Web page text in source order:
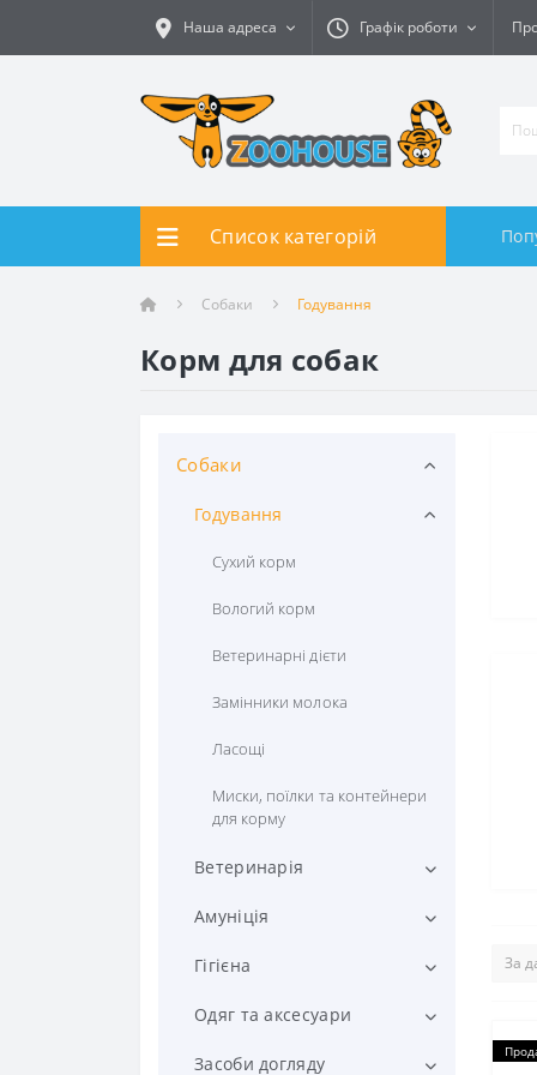
Наша адреса Графік роботи
Список категорій
Собаки Годування
Корм для собак
Собаки
Годування
Сухий корм
Вологий корм
Ветеринарні дієти
Замінники молока
Ласощі
Миски, поїлки та контейнери
для корму
Ветеринарія
Вітаміни та добавки
Препарати від паразитів
Засоби для лікування шерсті
та шкіри
Амуніція
Рулетки та повідці для собак
Нашийники, адресники
Шлейки
Гігієна
Підгузки та пелюшки
Пакети та диспенсери
Одяг та аксесуари
Одяг
Засоби догляду